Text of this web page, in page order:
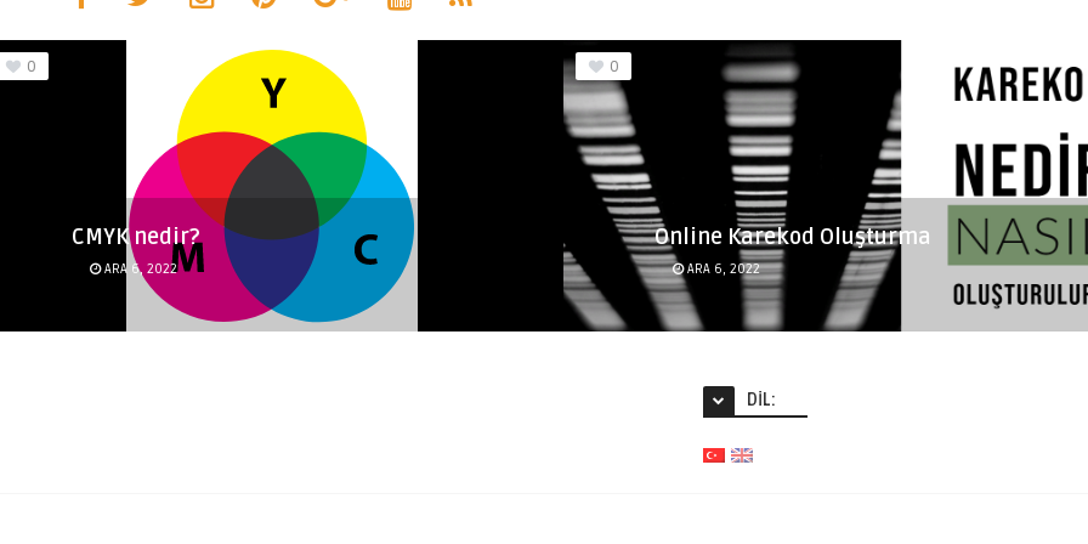
0
CMYK nedir?
ARA 6, 2022
0
Online Karekod Oluşturma
ARA 6, 2022
DIL: